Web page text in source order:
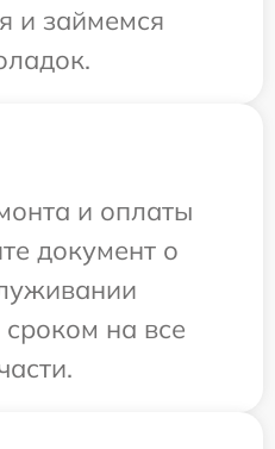
и займемся
и оплаты
документ о
сроком на все